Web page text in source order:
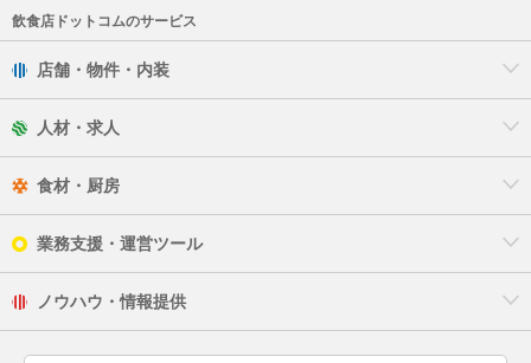
飲食店ドットコムのサービス
店舗・物件・内装
人材・求人
食材・厨房
業務支援・運営ツール
ノウハウ・情報提供